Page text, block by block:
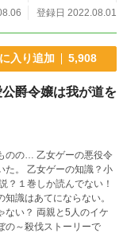
力（ホームで自宅に帰れ
している子供達を助けて
家を購入し、住む所を与
の行いを見守っていた
へと、地球から勝手に
会した兄の親友（享年
わり、ついに3人で迷
バー（シルバーウル
レスト（迷宮タイガー）
どこか気が抜けて心温
ら恋愛要素は皆無で
登録日 2022.08.01
入り追加 5,908
爵令嬢は我が道を
のの… 乙女ゲーの悪役令
た。 乙女ゲーの知識？小
？１巻しか読んでない！
識はあてにならない。
ない？ 両親と5人のイケ
の～殺伐ストーリーで